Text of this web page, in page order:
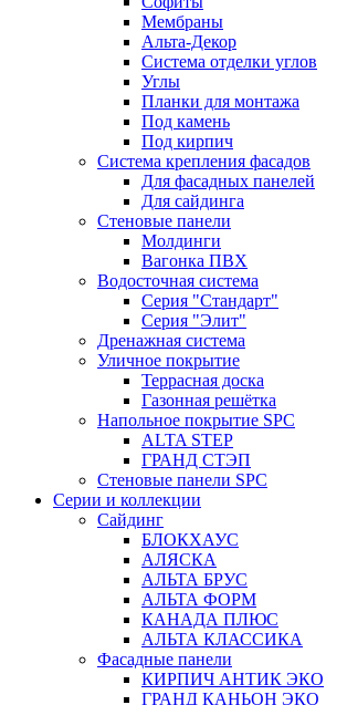
Мембраны
Альта-Декор
Система отделки углов
Углы
Планки для монтажа
Под камень
Под кирпич
Система крепления фасадов
Для фасадных панелей
Для сайдинга
Стеновые панели
Молдинги
Вагонка ПВХ
Водосточная система
Серия "Стандарт"
Серия "Элит"
Дренажная система
Уличное покрытие
Террасная доска
Газонная решётка
Напольное покрытие SPC
ALTA STEP
ГРАНД СТЭП
Стеновые панели SPC
Серии и коллекции
Сайдинг
БЛОКХАУС
АЛЯСКА
АЛЬТА БРУС
АЛЬТА ФОРМ
КАНАДА ПЛЮС
АЛЬТА КЛАССИКА
Фасадные панели
КИРПИЧ АНТИК ЭКО
ГРАНД КАНЬОН ЭКО